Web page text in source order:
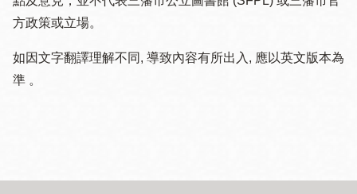
方政策或立場。
如因文字翻譯理解不同, 導致內容有所出入, 應以英文版本為
準 。